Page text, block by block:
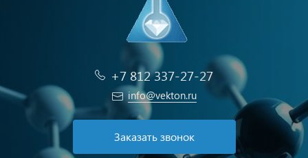
+7 812 337-27-27
info@vekton.ru
Заказать звонок